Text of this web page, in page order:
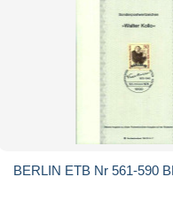
BERLIN ETB Nr 561-590